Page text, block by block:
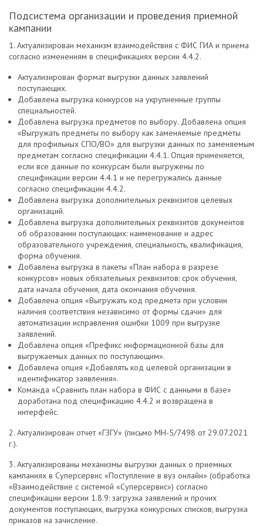
Подсистема организации и проведения приемной
кампании
1. Актуализирован механизм взаимодействия с ФИС ГИА и приема
согласно изменениям в спецификациях версии 4.4.2.
Актуализирован формат выгрузки данных заявлений
поступающих.
Добавлена выгрузка конкурсов на укрупненные группы
специальностей.
Добавлена выгрузка предметов по выбору. Добавлена опция
«Выгружать предметы по выбору как заменяемые предметы
для профильных СПО/ВО» для выгрузки данных по заменяемым
предметам согласно спецификации 4.4.1. Опция применяется,
если все данные по конкурсам были выгружены по
спецификации версии 4.4.1 и не перегружались данные
согласно спецификации 4.4.2.
Добавлена выгрузка дополнительных реквизитов целевых
организаций.
Добавлена выгрузка дополнительных реквизитов документов
об образовании поступающих: наименование и адрес
образовательного учреждения, специальность, квалификация,
форма обучения.
Добавлена выгрузка в пакеты «План набора в разрезе
конкурсов» новых обязательных реквизитов: срок обучения,
дата начала обучения, дата окончания обучения.
Добавлена опция «Выгружать код предмета при условии
наличия соответствия независимо от формы сдачи» для
автоматизации исправления ошибки 1009 при выгрузке
заявлений.
Добавлена опция «Префикс информационной базы для
выгружаемых данных по поступающим».
Добавлена опция «Добавлять код целевой организации в
идентификатор заявления».
Команда «Сравнить план набора в ФИС с данными в базе»
доработана под спецификацию 4.4.2 и возвращена в
интерфейс.
2. Актуализирован отчет «ГЗГУ» (письмо МН-5/7498 от 29.07.2021
г.).
3. Актуализированы механизмы выгрузки данных о приемных
кампаниях в Суперсервис «Поступление в вуз онлайн» (обработка
«Взаимодействие с системой «Суперсервис») согласно
спецификации версии 1.8.9: загрузка заявлений и прочих
документов поступающих, выгрузка конкурсных списков, выгрузка
приказов на зачисление.